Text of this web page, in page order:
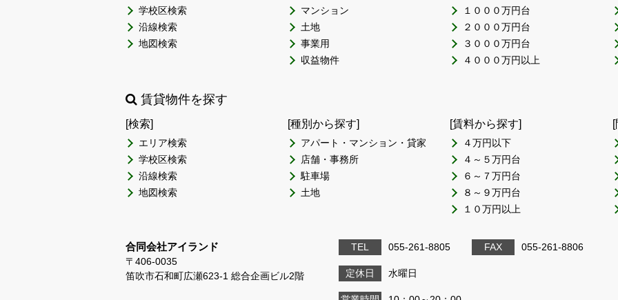
学校区検索
沿線検索
地図検索
マンション
土地
事業用
収益物件
１０００万円台
２０００万円台
３０００万円台
４０００万円以上
賃貸物件を探す
[検索]
エリア検索
学校区検索
沿線検索
地図検索
[種別から探す]
アパート・マンション・貸家
店舗・事務所
駐車場
土地
[賃料から探す]
４万円以下
４～５万円台
６～７万円台
８～９万円台
１０万円以上
合同会社アイランド
〒406-0035
笛吹市石和町広瀬623-1 総合企画ビル2階
TEL 055-261-8805 FAX 055-261-8806
定休日 水曜日